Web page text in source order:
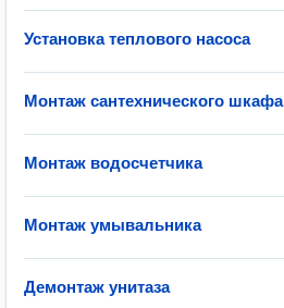
Установка теплового насоса
Монтаж сантехнического шкафа
Монтаж водосчетчика
Монтаж умывальника
Демонтаж унитаза